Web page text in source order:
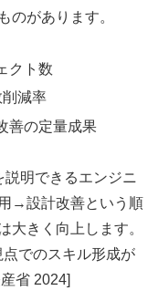
のがあります。
クト数
減率
善の定量成果
明できるエンジニ
→設計改善という順
大きく向上します。
でのスキル形成が
省 2024]